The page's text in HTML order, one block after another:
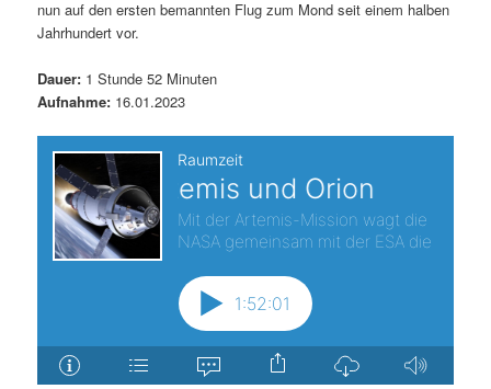
s
r
i
n
g
n
l
s
p
r
i
g
nun auf den ersten bemannten Flug zum Mond seit einem halben
Jahrhundert vor.
Dauer: 1 Stunde 52 Minuten
Aufnahme: 16.01.2023